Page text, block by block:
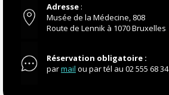
Adresse :
Musée de la Médecine, 808
Route de Lennik à 1070 Bruxelles
Réservation obligatoire :
parmail ou par tél au 02 555 68 34